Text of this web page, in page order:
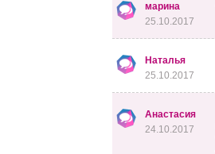
марина
25.10.2017
Наталья
25.10.2017
Анастасия
24.10.2017